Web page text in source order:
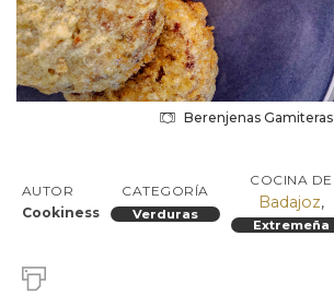
Berenjenas Gamiteras
AUTOR
Cookiness
CATEGORÍA
Verduras
COCINA DE
Badajoz,
Extremeña